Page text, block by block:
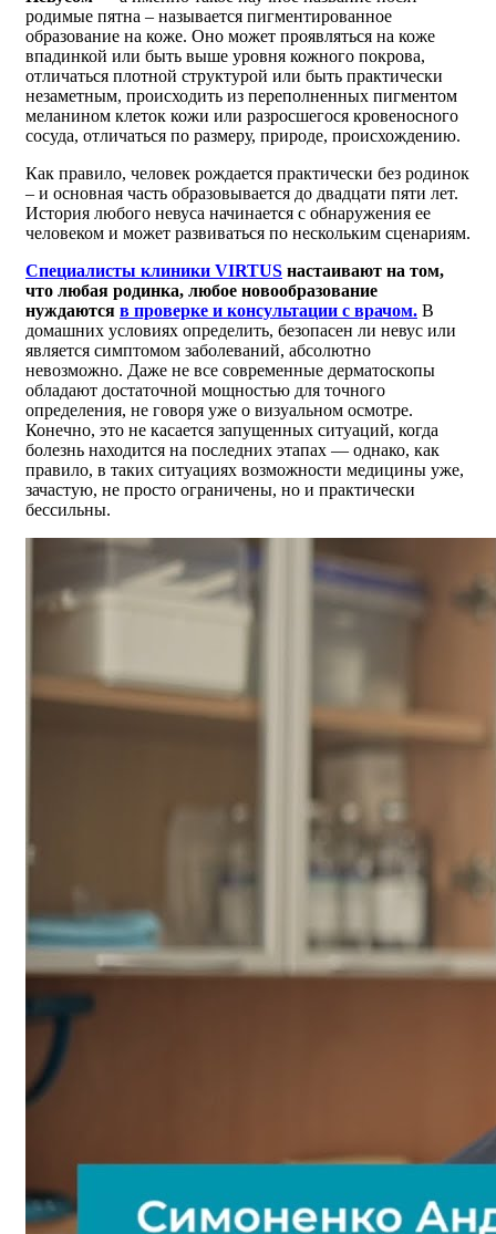
родимые пятна – называется пигментированное
образование на коже. Оно может проявляться на коже
впадинкой или быть выше уровня кожного покрова,
отличаться плотной структурой или быть практически
незаметным, происходить из переполненных пигментом
меланином клеток кожи или разросшегося кровеносного
сосуда, отличаться по размеру, природе, происхождению.
Как правило, человек рождается практически без родинок
– и основная часть образовывается до двадцати пяти лет.
История любого невуса начинается с обнаружения ее
человеком и может развиваться по нескольким сценариям.
Специалисты клиники VIRTUS настаивают на том,
что любая родинка, любое новообразование
нуждаются в проверке и консультации с врачом. В
домашних условиях определить, безопасен ли невус или
является симптомом заболеваний, абсолютно
невозможно. Даже не все современные дерматоскопы
обладают достаточной мощностью для точного
определения, не говоря уже о визуальном осмотре.
Конечно, это не касается запущенных ситуаций, когда
болезнь находится на последних этапах — однако, как
правило, в таких ситуациях возможности медицины уже,
зачастую, не просто ограничены, но и практически
бессильны.